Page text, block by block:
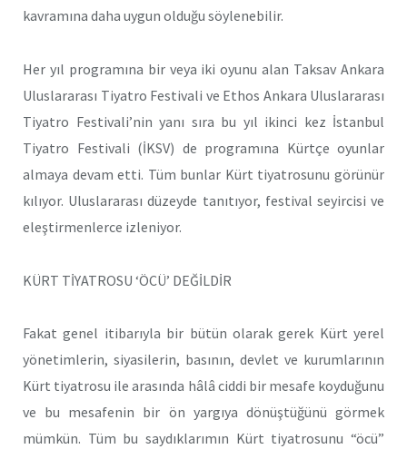
kavramına daha uygun olduğu söylenebilir.
Her yıl programına bir veya iki oyunu alan Taksav Ankara
Uluslararası Tiyatro Festivali ve Ethos Ankara Uluslararası
Tiyatro Festivali’nin yanı sıra bu yıl ikinci kez İstanbul
Tiyatro Festivali (İKSV) de programına Kürtçe oyunlar
almaya devam etti. Tüm bunlar Kürt tiyatrosunu görünür
kılıyor. Uluslararası düzeyde tanıtıyor, festival seyircisi ve
eleştirmenlerce izleniyor.
KÜRT TİYATROSU ‘ÖCÜ’ DEĞİLDİR
Fakat genel itibarıyla bir bütün olarak gerek Kürt yerel
yönetimlerin, siyasilerin, basının, devlet ve kurumlarının
Kürt tiyatrosu ile arasında hâlâ ciddi bir mesafe koyduğunu
ve bu mesafenin bir ön yargıya dönüştüğünü görmek
mümkün. Tüm bu saydıklarımın Kürt tiyatrosunu “öcü”